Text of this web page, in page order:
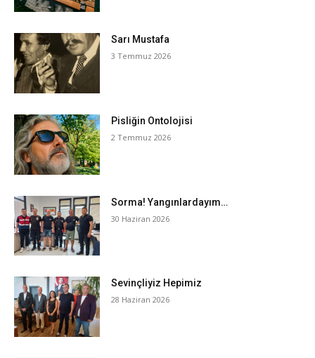
Sarı Mustafa
3 Temmuz 2026
Pisliğin Ontolojisi
2 Temmuz 2026
Sorma! Yangınlardayım…
30 Haziran 2026
Sevinçliyiz Hepimiz
28 Haziran 2026